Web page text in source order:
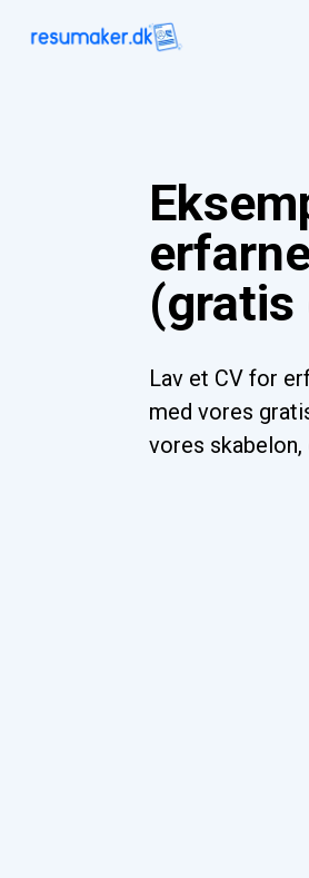
(gratis
Lav et CV for
med vores
vores skabelon,